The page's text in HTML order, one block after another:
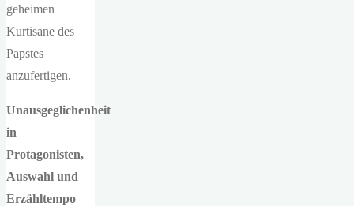
geheimen
Kurtisane des
Papstes
anzufertigen.
Unausgeglichenheit
in
Protagonisten,
Auswahl und
Erzähltempo